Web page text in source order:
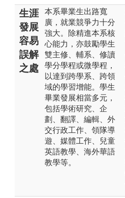
生涯
發展
容易
誤解
之處
本系畢業生出路寬
廣，就業競爭力十分
強大。除精進本系核
心能力，亦鼓勵學生
雙主修、輔系、修讀
學分學程或微學程，
以達到跨學系、跨領
域的學習增能。學生
畢業發展相當多元，
包括學術研究、企
劃、翻譯、編輯、外
交行政工作、領隊導
遊、媒體工作、兒童
英語教學、海外華語
教學等。